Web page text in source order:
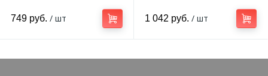
749 руб. / шт 1 042 руб. / шт